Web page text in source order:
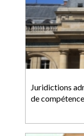
Juridictions
de